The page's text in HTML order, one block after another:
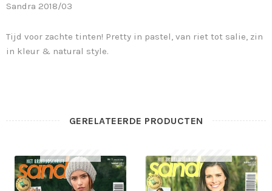
Sandra 2018/03
Tijd voor zachte tinten! Pretty in pastel, van riet tot salie, zin
in kleur & natural style.
GERELATEERDE PRODUCTEN